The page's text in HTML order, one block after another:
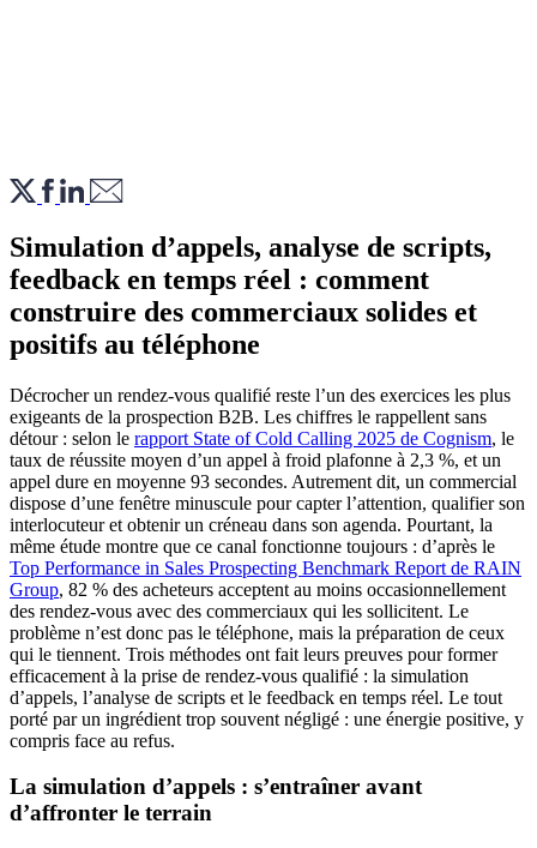
Simulation d’appels, analyse de scripts,
feedback en temps réel : comment
construire des commerciaux solides et
positifs au téléphone
Décrocher un rendez-vous qualifié reste l’un des exercices les plus
exigeants de la prospection B2B. Les chiffres le rappellent sans
détour : selon le rapport State of Cold Calling 2025 de Cognism, le
taux de réussite moyen d’un appel à froid plafonne à 2,3 %, et un
appel dure en moyenne 93 secondes. Autrement dit, un commercial
dispose d’une fenêtre minuscule pour capter l’attention, qualifier son
interlocuteur et obtenir un créneau dans son agenda. Pourtant, la
même étude montre que ce canal fonctionne toujours : d’après le
Top Performance in Sales Prospecting Benchmark Report de RAIN
Group, 82 % des acheteurs acceptent au moins occasionnellement
des rendez-vous avec des commerciaux qui les sollicitent. Le
problème n’est donc pas le téléphone, mais la préparation de ceux
qui le tiennent. Trois méthodes ont fait leurs preuves pour former
efficacement à la prise de rendez-vous qualifié : la simulation
d’appels, l’analyse de scripts et le feedback en temps réel. Le tout
porté par un ingrédient trop souvent négligé : une énergie positive, y
compris face au refus.
La simulation d’appels : s’entraîner avant
d’affronter le terrain